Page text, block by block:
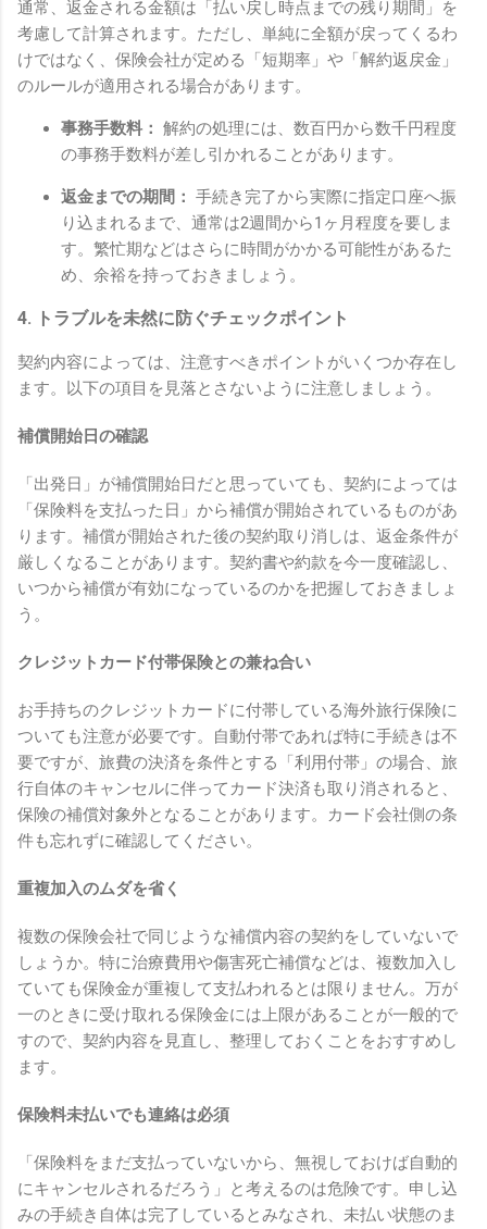
通常、返金される金額は「払い戻し時点までの残り期間」を
考慮して計算されます。ただし、単純に全額が戻ってくるわ
けではなく、保険会社が定める「短期率」や「解約返戻金」
のルールが適用される場合があります。
事務手数料： 解約の処理には、数百円から数千円程度
の事務手数料が差し引かれることがあります。
返金までの期間： 手続き完了から実際に指定口座へ振
り込まれるまで、通常は2週間から1ヶ月程度を要しま
す。繁忙期などはさらに時間がかかる可能性があるた
め、余裕を持っておきましょう。
4. トラブルを未然に防ぐチェックポイント
契約内容によっては、注意すべきポイントがいくつか存在し
ます。以下の項目を見落とさないように注意しましょう。
補償開始日の確認
「出発日」が補償開始日だと思っていても、契約によっては
「保険料を支払った日」から補償が開始されているものがあ
ります。補償が開始された後の契約取り消しは、返金条件が
厳しくなることがあります。契約書や約款を今一度確認し、
いつから補償が有効になっているのかを把握しておきましょ
う。
クレジットカード付帯保険との兼ね合い
お手持ちのクレジットカードに付帯している海外旅行保険に
ついても注意が必要です。自動付帯であれば特に手続きは不
要ですが、旅費の決済を条件とする「利用付帯」の場合、旅
行自体のキャンセルに伴ってカード決済も取り消されると、
保険の補償対象外となることがあります。カード会社側の条
件も忘れずに確認してください。
重複加入のムダを省く
複数の保険会社で同じような補償内容の契約をしていないで
しょうか。特に治療費用や傷害死亡補償などは、複数加入し
ていても保険金が重複して支払われるとは限りません。万が
一のときに受け取れる保険金には上限があることが一般的で
すので、契約内容を見直し、整理しておくことをおすすめし
ます。
保険料未払いでも連絡は必須
「保険料をまだ支払っていないから、無視しておけば自動的
にキャンセルされるだろう」と考えるのは危険です。申し込
みの手続き自体は完了しているとみなされ、未払い状態のま